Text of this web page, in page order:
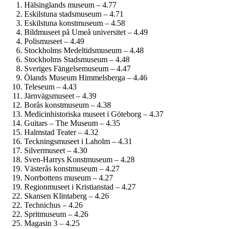
Hälsinglands museum – 4.77
Eskilstuna stadsmuseum – 4.71
Eskilstuna konstmuseum – 4.58
Bildmuseet på Umeå universitet – 4.49
Polismuseet – 4.49
Stockholms Medeltids­museum – 4.48
Stockholms Stadsmuseum – 4.48
Sveriges Fängelsemuseum – 4.47
Ölands Museum Himmelsberga – 4.46
Teleseum – 4.43
Järnvägs­museet – 4.39
Borås konstmuseum – 4.38
Medicinhistoriska museet i Göteborg – 4.37
Guitars – The Museum – 4.35
Halmstad Teater – 4.32
Teckningsmuseet i Laholm – 4.31
Silvermuseet – 4.30
Sven-Harrys Konstmuseum – 4.28
Västerås konstmuseum – 4.27
Norrbottens museum – 4.27
Regionmuseet i Kristianstad – 4.27
Skansen Klintaberg – 4.26
Technichus – 4.26
Spritmuseum – 4.26
Magasin 3 – 4.25